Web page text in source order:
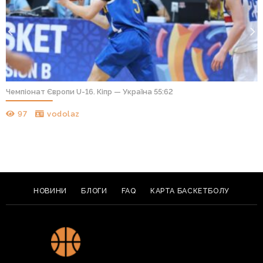
Чемпіонат Європи U-16. Кіпр — Україна 55:62
97 vodolaz
НОВИНИ БЛОГИ FAQ КАРТА БАСКЕТБОЛУ